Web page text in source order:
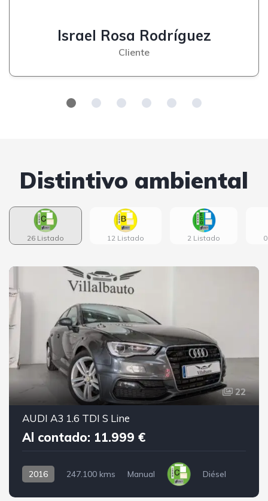
Israel Rosa Rodríguez
Cliente
Distintivo ambiental
26 Listado 12 Listado 2 Listado
22
AUDI A3 1.6 TDI S Line
Al contado: 11.999 €
2016 247.100 kms Manual Diésel